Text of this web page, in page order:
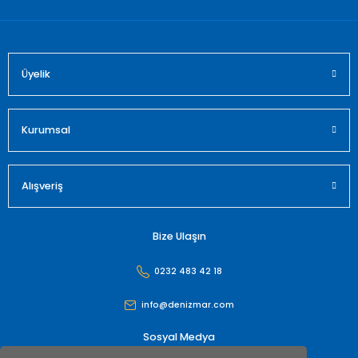
Üyelik
Kurumsal
Alışveriş
Bize Ulaşın
0232 483 42 18
info@denizmar.com
Sosyal Medya